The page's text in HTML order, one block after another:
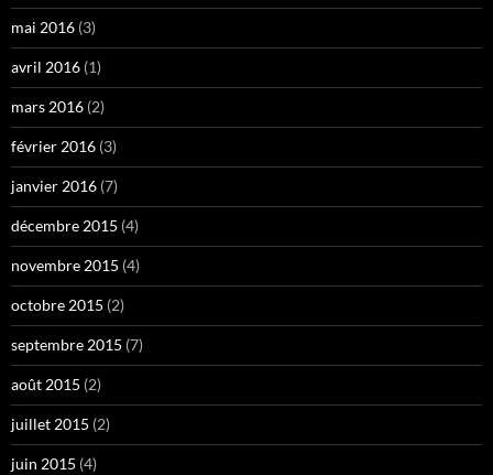
mai 2016 (3)
avril 2016 (1)
mars 2016 (2)
février 2016 (3)
janvier 2016 (7)
décembre 2015 (4)
novembre 2015 (4)
octobre 2015 (2)
septembre 2015 (7)
août 2015 (2)
juillet 2015 (2)
juin 2015 (4)